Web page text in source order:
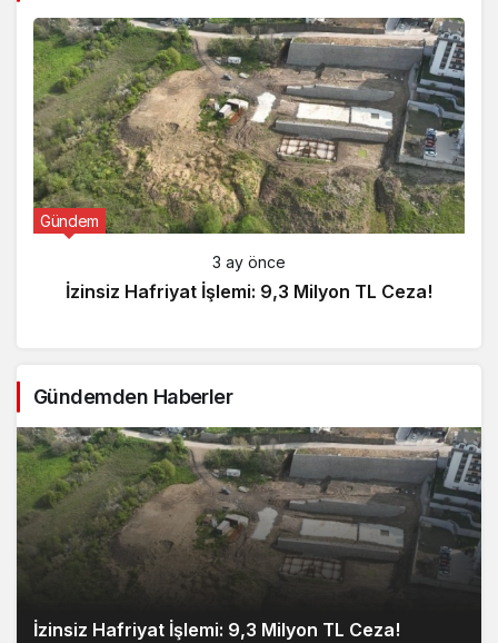
Gündem
3 ay önce
İzinsiz Hafriyat İşlemi: 9,3 Milyon TL Ceza!
Gündemden Haberler
İzinsiz Hafriyat İşlemi: 9,3 Milyon TL Ceza!